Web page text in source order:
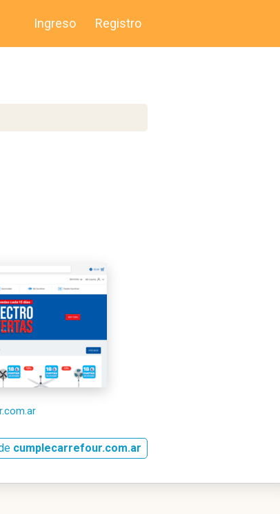
Ingreso Registro
cumplecarrefour.com.ar